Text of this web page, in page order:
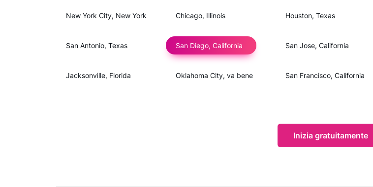
New York City, New York Chicago, Illinois Houston, Texas
San Antonio, Texas San Diego, California San Jose, California
Jacksonville, Florida Oklahoma City, va bene San Francisco, California
Inizia gratuitamente